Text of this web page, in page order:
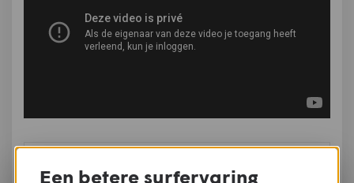
Een betere surfervaring